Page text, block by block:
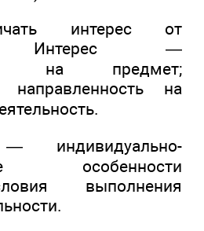
интерес от
Интерес —
на предмет;
на
индивидуально-
особенности
выполнения